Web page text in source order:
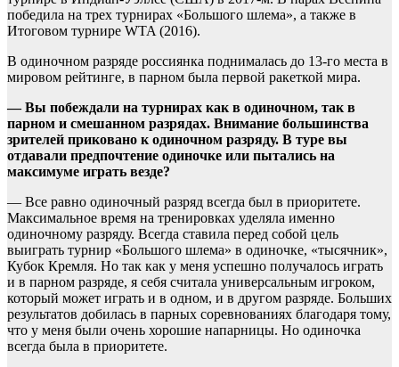
победила на трех турнирах «Большого шлема», а также в
Итоговом турнире WTA (2016).
В одиночном разряде россиянка поднималась до 13-го места в
мировом рейтинге, в парном была первой ракеткой мира.
— Вы побеждали на турнирах как в одиночном, так в
парном и смешанном разрядах. Внимание большинства
зрителей приковано к одиночном разряду. В туре вы
отдавали предпочтение одиночке или пытались на
максимуме играть везде?
— Все равно одиночный разряд всегда был в приоритете.
Максимальное время на тренировках уделяла именно
одиночному разряду. Всегда ставила перед собой цель
выиграть турнир «Большого шлема» в одиночке, «тысячник»,
Кубок Кремля. Но так как у меня успешно получалось играть
и в парном разряде, я себя считала универсальным игроком,
который может играть и в одном, и в другом разряде. Больших
результатов добилась в парных соревнованиях благодаря тому,
что у меня были очень хорошие напарницы. Но одиночка
всегда была в приоритете.